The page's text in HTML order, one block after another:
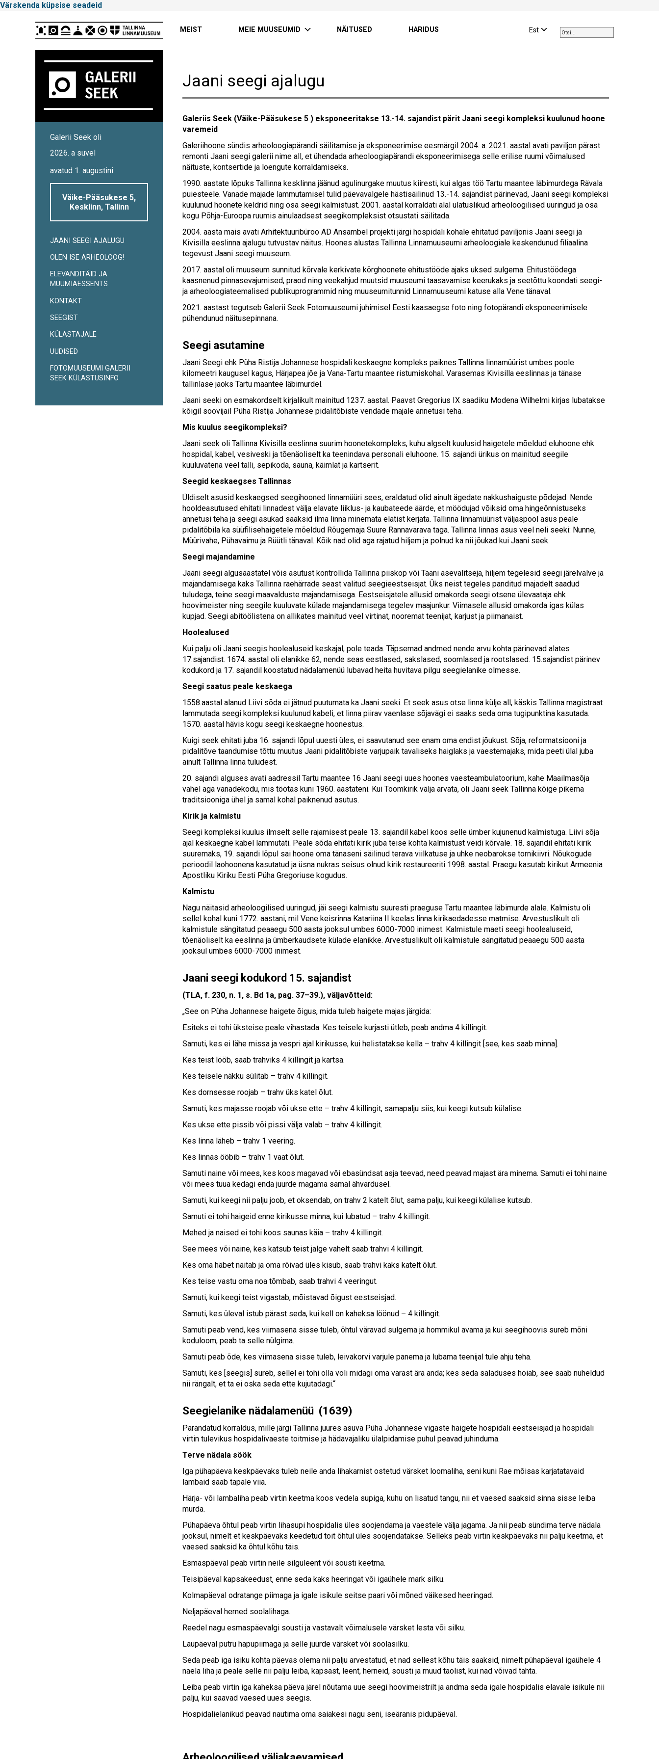
Värskenda küpsise seadeid
the
up
a
Press
to
selected
search
result.
and
Est
MEIST MEIE MUUSEUMID NÄITUSED HARIDUS
Galerii Seek oli
2026. a suvel
avatud 1. augustini
Väike-Pääsukese 5,
Kesklinn, Tallinn
Külgpaani
navigatsioon
JAANI SEEGI AJALUGU
OLEN ISE ARHEOLOOG!
ELEVANDITÄID JA
MUUMIAESSENTS
KONTAKT
SEEGIST
KÜLASTAJALE
UUDISED
FOTOMUUSEUMI GALERII
SEEK KÜLASTUSINFO
Jaani seegi ajalugu
Galeriis Seek (Väike-Pääsukese 5 ) eksponeeritakse 13.-14. sajandist pärit Jaani seegi kompleksi kuulunud hoone
varemeid
Galeriihoone sündis arheoloogiapärandi säilitamise ja eksponeerimise eesmärgil 2004. a. 2021. aastal avati paviljon pärast
remonti Jaani seegi galerii nime all, et ühendada arheoloogiapärandi eksponeerimisega selle erilise ruumi võimalused
näituste, kontsertide ja loengute korraldamiseks.
1990. aastate lõpuks Tallinna kesklinna jäänud agulinurgake muutus kiiresti, kui algas töö Tartu maantee läbimurdega Rävala
puiesteele. Vanade majade lammutamisel tulid päevavalgele hästisäilinud 13.-14. sajandist pärinevad, Jaani seegi kompleksi
kuulunud hoonete keldrid ning osa seegi kalmistust. 2001. aastal korraldati alal ulatuslikud arheoloogilised uuringud ja osa
kogu Põhja-Euroopa ruumis ainulaadsest seegikompleksist otsustati säilitada.
2004. aasta mais avati Arhitektuuribüroo AD Ansambel projekti järgi hospidali kohale ehitatud paviljonis Jaani seegi ja
Kivisilla eeslinna ajalugu tutvustav näitus. Hoones alustas Tallinna Linnamuuseumi arheoloogiale keskendunud filiaalina
tegevust Jaani seegi muuseum.
2017. aastal oli muuseum sunnitud kõrvale kerkivate kõrghoonete ehitustööde ajaks uksed sulgema. Ehitustöödega
kaasnenud pinnasevajumised, praod ning veekahjud muutsid muuseumi taasavamise keerukaks ja seetõttu koondati seegi-
ja arheoloogiateemalised publikuprogrammid ning muuseumitunnid Linnamuuseumi katuse alla Vene tänaval.
2021. aastast tegutseb Galerii Seek Fotomuuseumi juhimisel Eesti kaasaegse foto ning fotopärandi eksponeerimisele
pühendunud näitusepinnana.
Seegi asutamine
Jaani Seegi ehk Püha Ristija Johannese hospidali keskaegne kompleks paiknes Tallinna linnamüürist umbes poole
kilomeetri kaugusel kagus, Härjapea jõe ja Vana-Tartu maantee ristumiskohal. Varasemas Kivisilla eeslinnas ja tänase
tallinlase jaoks Tartu maantee läbimurdel.
Jaani seeki on esmakordselt kirjalikult mainitud 1237. aastal. Paavst Gregorius IX saadiku Modena Wilhelmi kirjas lubatakse
kõigil soovijail Püha Ristija Johannese pidalitõbiste vendade majale annetusi teha.
Mis kuulus seegikompleksi?
Jaani seek oli Tallinna Kivisilla eeslinna suurim hoonetekompleks, kuhu algselt kuulusid haigetele mõeldud eluhoone ehk
hospidal, kabel, vesiveski ja tõenäoliselt ka teenindava personali eluhoone. 15. sajandi ürikus on mainitud seegile
kuuluvatena veel talli, sepikoda, sauna, käimlat ja kartserit.
Seegid keskaegses Tallinnas
Üldiselt asusid keskaegsed seegihooned linnamüüri sees, eraldatud olid ainult ägedate nakkushaiguste põdejad. Nende
hooldeasutused ehitati linnadest välja elavate liiklus- ja kaubateede äärde, et möödujad võiksid oma hingeõnnistuseks
annetusi teha ja seegi asukad saaksid ilma linna minemata elatist kerjata. Tallinna linnamüürist väljaspool asus peale
pidalitõbila ka süüfilisehaigetele mõeldud Rõugemaja Suure Rannavärava taga. Tallinna linnas asus veel neli seeki: Nunne,
Müürivahe, Pühavaimu ja Rüütli tänaval. Kõik nad olid aga rajatud hiljem ja polnud ka nii jõukad kui Jaani seek.
Seegi majandamine
Jaani seegi algusaastatel võis asutust kontrollida Tallinna piiskop või Taani asevalitseja, hiljem tegelesid seegi järelvalve ja
majandamisega kaks Tallinna raehärrade seast valitud seegieestseisjat. Üks neist tegeles panditud majadelt saadud
tuludega, teine seegi maavalduste majandamisega. Eestseisjatele allusid omakorda seegi otsene ülevaataja ehk
hoovimeister ning seegile kuuluvate külade majandamisega tegelev maajunkur. Viimasele allusid omakorda igas külas
kupjad. Seegi abitöölistena on allikates mainitud veel virtinat, nooremat teenijat, karjust ja piimanaist.
Hoolealused
Kui palju oli Jaani seegis hoolealuseid keskajal, pole teada. Täpsemad andmed nende arvu kohta pärinevad alates
17.sajandist. 1674. aastal oli elanikke 62, nende seas eestlased, sakslased, soomlased ja rootslased. 15.sajandist pärinev
kodukord ja 17. sajandil koostatud nädalamenüü lubavad heita huvitava pilgu seegielanike olmesse.
Seegi saatus peale keskaega
1558.aastal alanud Liivi sõda ei jätnud puutumata ka Jaani seeki. Et seek asus otse linna külje all, käskis Tallinna magistraat
lammutada seegi kompleksi kuulunud kabeli, et linna piirav vaenlase sõjavägi ei saaks seda oma tugipunktina kasutada.
1570. aastal hävis kogu seegi keskaegne hoonestus.
Kuigi seek ehitati juba 16. sajandi lõpul uuesti üles, ei saavutanud see enam oma endist jõukust. Sõja, reformatsiooni ja
pidalitõve taandumise tõttu muutus Jaani pidalitõbiste varjupaik tavaliseks haiglaks ja vaestemajaks, mida peeti ülal juba
ainult Tallinna linna tuludest.
20. sajandi alguses avati aadressil Tartu maantee 16 Jaani seegi uues hoones vaesteambulatoorium, kahe Maailmasõja
vahel aga vanadekodu, mis töötas kuni 1960. aastateni. Kui Toomkirik välja arvata, oli Jaani seek Tallinna kõige pikema
traditsiooniga ühel ja samal kohal paiknenud asutus.
Kirik ja kalmistu
Seegi kompleksi kuulus ilmselt selle rajamisest peale 13. sajandil kabel koos selle ümber kujunenud kalmistuga. Liivi sõja
ajal keskaegne kabel lammutati. Peale sõda ehitati kirik juba teise kohta kalmistust veidi kõrvale. 18. sajandil ehitati kirik
suuremaks, 19. sajandi lõpul sai hoone oma tänaseni säilinud terava viilkatuse ja uhke neobarokse tornikiivri. Nõukogude
perioodil laohoonena kasutatud ja üsna nukras seisus olnud kirik restaureeriti 1998. aastal. Praegu kasutab kirikut Armeenia
Apostliku Kiriku Eesti Püha Gregoriuse kogudus.
Kalmistu
Nagu näitasid arheoloogilised uuringud, jäi seegi kalmistu suuresti praeguse Tartu maantee läbimurde alale. Kalmistu oli
sellel kohal kuni 1772. aastani, mil Vene keisrinna Katariina II keelas linna kirikaedadesse matmise. Arvestuslikult oli
kalmistule sängitatud peaaegu 500 aasta jooksul umbes 6000-7000 inimest. Kalmistule maeti seegi hoolealuseid,
tõenäoliselt ka eeslinna ja ümberkaudsete külade elanikke. Arvestuslikult oli kalmistule sängitatud peaaegu 500 aasta
jooksul umbes 6000-7000 inimest.
Jaani seegi kodukord 15. sajandist
(TLA, f. 230, n. 1, s. Bd 1a, pag. 37–39.), väljavõtteid:
„See on Püha Johannese haigete õigus, mida tuleb haigete majas järgida:
Esiteks ei tohi üksteise peale vihastada. Kes teisele kurjasti ütleb, peab andma 4 killingit.
Samuti, kes ei lähe missa ja vespri ajal kirikusse, kui helistatakse kella – trahv 4 killingit [see, kes saab minna].
Kes teist lööb, saab trahviks 4 killingit ja kartsa.
Kes teisele näkku sülitab – trahv 4 killingit.
Kes dornsesse roojab – trahv üks katel õlut.
Samuti, kes majasse roojab või ukse ette – trahv 4 killingit, samapalju siis, kui keegi kutsub külalise.
Kes ukse ette pissib või pissi välja valab – trahv 4 killingit.
Kes linna läheb – trahv 1 veering.
Kes linnas ööbib – trahv 1 vaat õlut.
Samuti naine või mees, kes koos magavad või ebasündsat asja teevad, need peavad majast ära minema. Samuti ei tohi naine
või mees tuua kedagi enda juurde magama samal ähvardusel.
Samuti, kui keegi nii palju joob, et oksendab, on trahv 2 katelt õlut, sama palju, kui keegi külalise kutsub.
Samuti ei tohi haigeid enne kirikusse minna, kui lubatud – trahv 4 killingit.
Mehed ja naised ei tohi koos saunas käia – trahv 4 killingit.
See mees või naine, kes katsub teist jalge vahelt saab trahvi 4 killingit.
Kes oma häbet näitab ja oma rõivad üles kisub, saab trahvi kaks katelt õlut.
Kes teise vastu oma noa tõmbab, saab trahvi 4 veeringut.
Samuti, kui keegi teist vigastab, mõistavad õigust eestseisjad.
Samuti, kes üleval istub pärast seda, kui kell on kaheksa löönud – 4 killingit.
Samuti peab vend, kes viimasena sisse tuleb, õhtul väravad sulgema ja hommikul avama ja kui seegihoovis sureb mõni
koduloom, peab ta selle nülgima.
Samuti peab õde, kes viimasena sisse tuleb, leivakorvi varjule panema ja lubama teenijal tule ahju teha.
Samuti, kes [seegis] sureb, sellel ei tohi olla voli midagi oma varast ära anda; kes seda saladuses hoiab, see saab nuheldud
nii rängalt, et ta ei oska seda ette kujutadagi.“
Seegielanike nädalamenüü (1639)
Parandatud korraldus, mille järgi Tallinna juures asuva Püha Johannese vigaste haigete hospidali eestseisjad ja hospidali
virtin tulevikus hospidalivaeste toitmise ja hädavajaliku ülalpidamise puhul peavad juhinduma.
Terve nädala söök
Iga pühapäeva keskpäevaks tuleb neile anda lihakarnist ostetud värsket loomaliha, seni kuni Rae mõisas karjatatavaid
lambaid saab tapale viia.
Härja- või lambaliha peab virtin keetma koos vedela supiga, kuhu on lisatud tangu, nii et vaesed saaksid sinna sisse leiba
murda.
Pühapäeva õhtul peab virtin lihasupi hospidalis üles soojendama ja vaestele välja jagama. Ja nii peab sündima terve nädala
jooksul, nimelt et keskpäevaks keedetud toit õhtul üles soojendatakse. Selleks peab virtin keskpäevaks nii palju keetma, et
vaesed saaksid ka õhtul kõhu täis.
Esmaspäeval peab virtin neile silguleent või sousti keetma.
Teisipäeval kapsakeedust, enne seda kaks heeringat või igaühele mark silku.
Kolmapäeval odratange piimaga ja igale isikule seitse paari või mõned väikesed heeringad.
Neljapäeval herned soolalihaga.
Reedel nagu esmaspäevalgi sousti ja vastavalt võimalusele värsket lesta või silku.
Laupäeval putru hapupiimaga ja selle juurde värsket või soolasilku.
Seda peab iga isiku kohta päevas olema nii palju arvestatud, et nad sellest kõhu täis saaksid, nimelt pühapäeval igaühele 4
naela liha ja peale selle nii palju leiba, kapsast, leent, herneid, sousti ja muud taolist, kui nad võivad tahta.
Leiba peab virtin iga kaheksa päeva järel nõutama uue seegi hoovimeistrilt ja andma seda igale hospidalis elavale isikule nii
palju, kui saavad vaesed uues seegis.
Hospidalielanikud peavad nautima oma saiakesi nagu seni, iseäranis pidupäeval.